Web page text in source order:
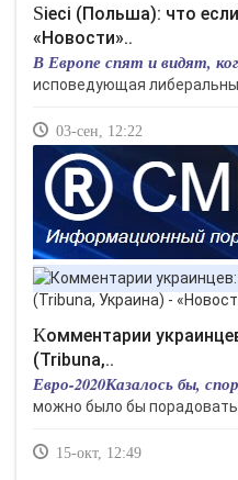
Sieci (Польша): что если Путина свергнут? -
«Новости»..
В Европе спят и видят,
исповедующая
03-сен, 12:22
Комментарии украинцев: Яремчук умыл Россию
(Tribuna,..
Евро-2020Казалось бы,
можно было бы
15-окт, 12:49